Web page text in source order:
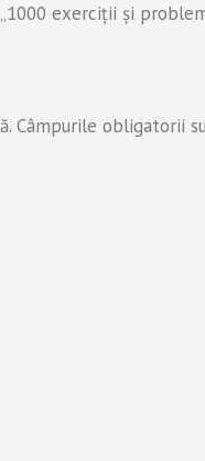
exerciții și
Câmpurile obligatorii